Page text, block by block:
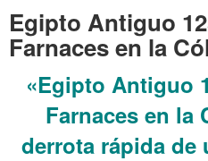
Egipto Antiguo
Farnaces en la
«Egipto Antiguo
Farnaces en la
derrota rápida de